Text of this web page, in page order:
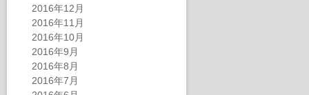
2016年12月
2016年11月
2016年10月
2016年9月
2016年8月
2016年7月